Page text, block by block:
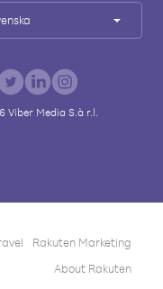
Viber Media S.à r.l.
Rakuten Marketing
About Rakuten